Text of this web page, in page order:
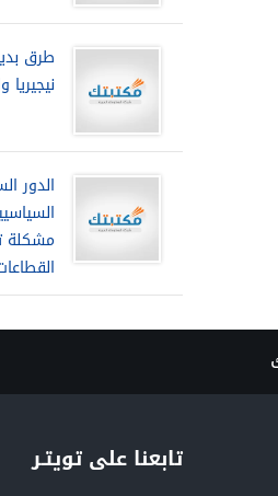
طرق
الدور
مشكلة
تابعنا على تويتـر